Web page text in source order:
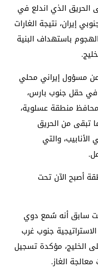
الحريق الذي اندلع في
إيران، نتيجة الغارات
باستهداف البنية
عن مسؤول إيراني محلي
في حقل جنوب بارس،
محافظ منطقة عسلوية،
تبقى من الحريق
والتي
أصبح الآن تحت
سابق أنه سُمع دوي
جنوب غرب
الخليج، مؤكدة تسجيل
الغاز.